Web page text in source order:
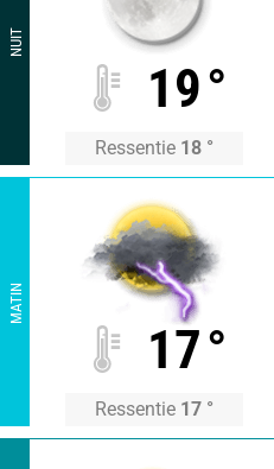
NUIT
19°
Ressentie 18 °
MATIN
17°
Ressentie 17 °